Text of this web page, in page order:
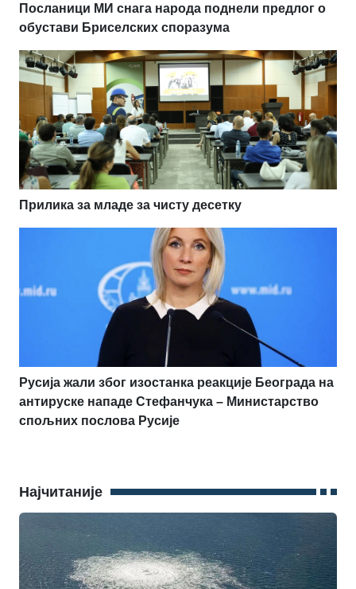
Посланици МИ снага народа поднели предлог о
обустави Бриселских споразума
Прилика за младе за чисту десетку
Русија жали због изостанка реакције Београда на
антируске нападе Стефанчука – Министарство
спољних послова Русије
Најчитаније